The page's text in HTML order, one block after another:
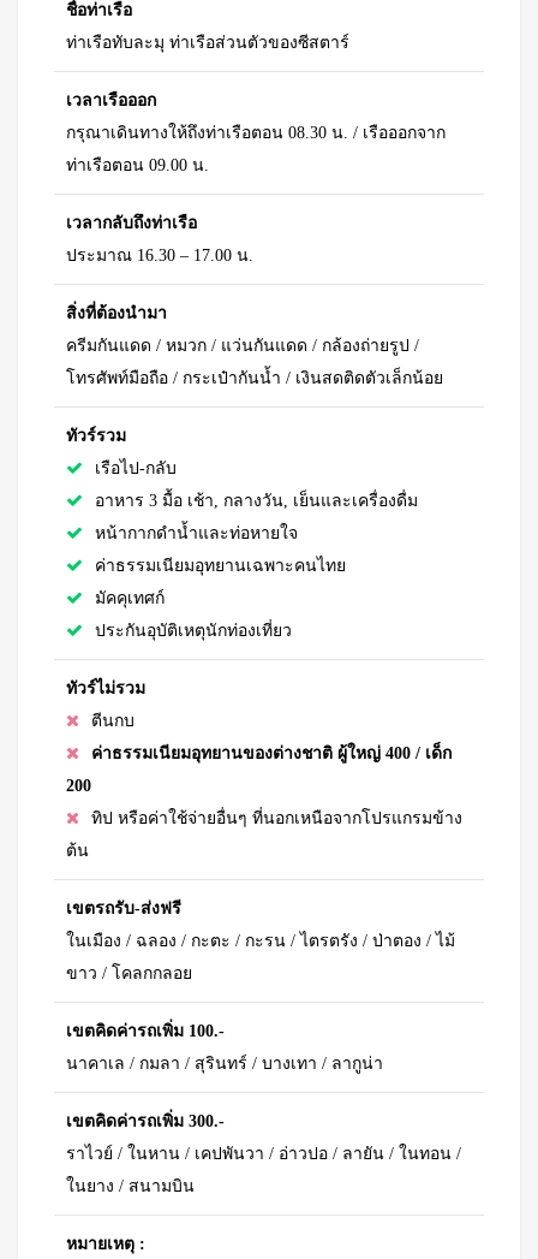
ชื่อท่าเรือ
ท่าเรือทับละมุ ท่าเรือส่วนตัวของซีสตาร์
เวลาเรือออก
กรุณาเดินทางให้ถึงท่าเรือตอน 08.30 น. / เรือออกจาก
ท่าเรือตอน 09.00 น.
เวลากลับถึงท่าเรือ
ประมาณ 16.30 – 17.00 น.
สิ่งที่ต้องนำมา
ครีมกันแดด / หมวก / แว่นกันแดด / กล้องถ่ายรูป /
โทรศัพท์มือถือ / กระเป๋ากันน้ำ / เงินสดติดตัวเล็กน้อย
ทัวร์รวม
เรือไป-กลับ
อาหาร 3 มื้อ เช้า, กลางวัน, เย็นและเครื่องดื่ม
หน้ากากดำน้ำและท่อหายใจ
ค่าธรรมเนียมอุทยานเฉพาะคนไทย
มัคคุเทศก์
ประกันอุบัติเหตุนักท่องเที่ยว
ทัวร์ไม่รวม
ตีนกบ
ค่าธรรมเนียมอุทยานของต่างชาติ ผู้ใหญ่ 400 / เด็ก
200
ทิป หรือค่าใช้จ่ายอื่นๆ ที่นอกเหนือจากโปรแกรมข้าง
ต้น
เขตรถรับ-ส่งฟรี
ในเมือง / ฉลอง / กะตะ / กะรน / ไตรตรัง / ป่าตอง / ไม้
ขาว / โคลกกลอย
เขตคิดค่ารถเพิ่ม 100.-
นาคาเล / กมลา / สุรินทร์ / บางเทา / ลากูน่า
เขตคิดค่ารถเพิ่ม 300.-
ราไวย์ / ในหาน / เคปพันวา / อ่าวปอ / ลายัน / ในทอน /
ในยาง / สนามบิน
หมายเหตุ :